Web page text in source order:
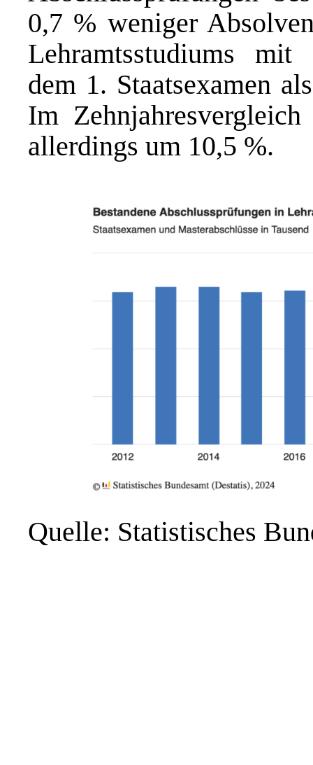
0,7 % weniger
Lehramtsstudiums mit
dem 1. Staatsexamen
Im
allerdings um 10,5 %.
Quelle: Statistisches